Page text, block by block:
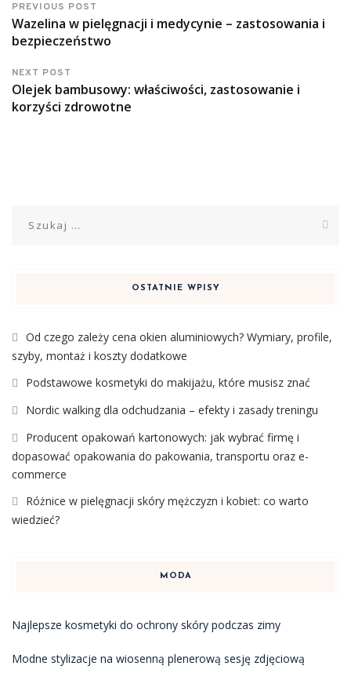
PREVIOUS POST
Wazelina w pielęgnacji i medycynie – zastosowania i
bezpieczeństwo
NEXT POST
Olejek bambusowy: właściwości, zastosowanie i
korzyści zdrowotne
OSTATNIE WPISY
Od czego zależy cena okien aluminiowych? Wymiary, profile,
szyby, montaż i koszty dodatkowe
Podstawowe kosmetyki do makijażu, które musisz znać
Nordic walking dla odchudzania – efekty i zasady treningu
Producent opakowań kartonowych: jak wybrać firmę i
dopasować opakowania do pakowania, transportu oraz e-
commerce
Różnice w pielęgnacji skóry mężczyzn i kobiet: co warto
wiedzieć?
MODA
Najlepsze kosmetyki do ochrony skóry podczas zimy
Modne stylizacje na wiosenną plenerową sesję zdjęciową